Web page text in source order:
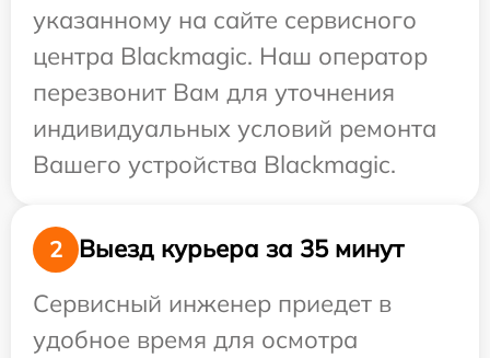
указанному на сайте сервисного
центра Blackmagic. Наш оператор
перезвонит Вам для уточнения
индивидуальных условий ремонта
Вашего устройства Blackmagic.
2
Выезд курьера за 35 минут
Сервисный инженер приедет в
удобное время для осмотра